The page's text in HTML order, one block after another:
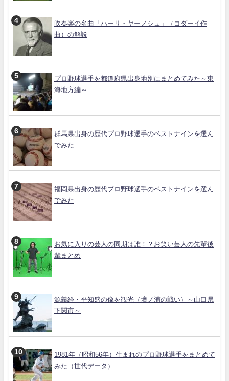
吹奏楽の名曲「ハーリ・ヤーノシュ」（コダーイ作
曲）の解説
プロ野球選手を都道府県出身地別にまとめてみた～東
海地方編～
群馬県出身の歴代プロ野球選手のベストナインを選ん
でみた
福岡県出身の歴代プロ野球選手のベストナインを選ん
でみた
お気に入りの芸人の同期は誰！？お笑い芸人の先輩後
輩まとめ
源義経・平知盛の像を観光（壇ノ浦の戦い）～山口県
下関市～
1981年（昭和56年）生まれのプロ野球選手をまとめて
みた（世代データ）